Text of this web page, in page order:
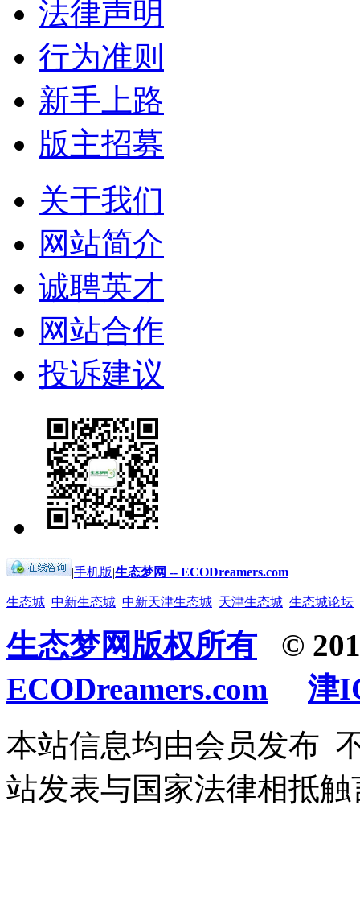
法律声明
行为准则
新手上路
版主招募
关于我们
网站简介
诚聘英才
网站合作
投诉建议
|手机版|生态梦网 -- ECODreamers.com
生态城 中新生态城 中新天津生态城 天津生态城 生态城论坛
生态梦网版权所有©
ECODreamers.com
津
本站信息均由会员发布
站发表与国家法律相抵触